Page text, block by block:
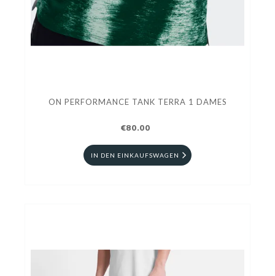
ON PERFORMANCE TANK TERRA 1 DAMES
€80.00
IN DEN EINKAUFSWAGEN